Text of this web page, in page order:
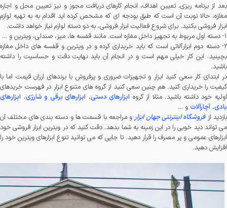
بعد از برنامه ریزی، تعیین اهداف، انجام کارهای دریافت مجوز و نیز تعیین محل و اجاره
مغازه، حالا نوبت آن است که طبق بودجه ای که مشخص کرده اید اقدام به به تهیه لوازم
ابزار فروشی بکنید. برای شروع فعالیت ابزار فروشی، به دو دسته لوازم نیاز خواهد داشت.
1- دسته اول مربوط به تجهیز داخل مغازه است. مانند قفسه ها، میز، صندلی، ویترین و …
2- دسته دوم ابزارآلاتی است که باید خریداری کرده و در ویترین و قفسه های داخل مغازه
بچینید. این کار خیلی مهم است و در انجام آن باید نهایت دقت و حساسیت را داشته
باشید.
در ابتدای کار سعی کنید ابزار و تجهیزات ضروری و پرفروش با برندهای ارزان قیمت اما با
کیفیت را خریداری کنید. هم چنین سعی کنید از گروه های متنوع ابزار در فهرست خریدهای
اولیه خود داشته باشید. مثلا از گروه ابزارهای دستی، ابزارهای برقی و شارژی، ابزارهای
بادی، آچارآلات و …
بازدید ازفروشگاه اینترنتی جهان ابزارو مراجعه با قسمت ها و دسته بندی های مختلف آن
می تواند دید خوبی را در این زمینه به شما بدهد. دقت کنید که در ویترین ابزار فروشی خود
ابزارهای عمومی و پر مصرف را قرار دهید. تا جایی که می توانید تنوع ابزارهای ویترین خود را
افزایش دهید.